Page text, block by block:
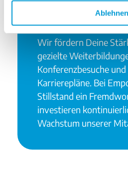
Ablehnen
Ihr Weg. Unsere
Wir fördern Deine
gezielte
Konferenzbesuche
Karrierepläne. Bei
Stillstand ein
investieren
Wachstum unserer